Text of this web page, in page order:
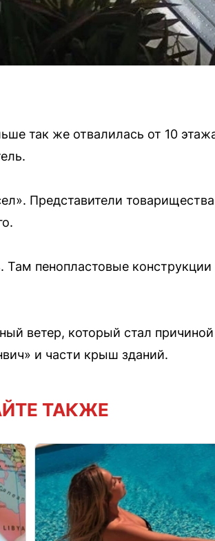
так же отвалилась от 10
Представители
пенопластовые
ветер, который стал
и части крыш зданий.
ТАКЖЕ